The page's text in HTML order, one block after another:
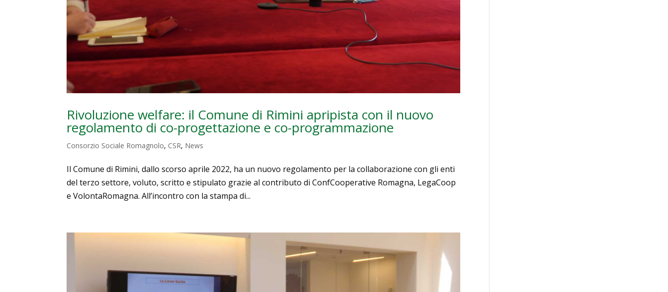
Rivoluzione welfare: il Comune di Rimini apripista con il nuovo
regolamento di co-progettazione e co-programmazione
Consorzio Sociale Romagnolo, CSR, News
Il Comune di Rimini, dallo scorso aprile 2022, ha un nuovo regolamento per la collaborazione con gli enti
del terzo settore, voluto, scritto e stipulato grazie al contributo di ConfCooperative Romagna, LegaCoop
e VolontaRomagna. All’incontro con la stampa di...